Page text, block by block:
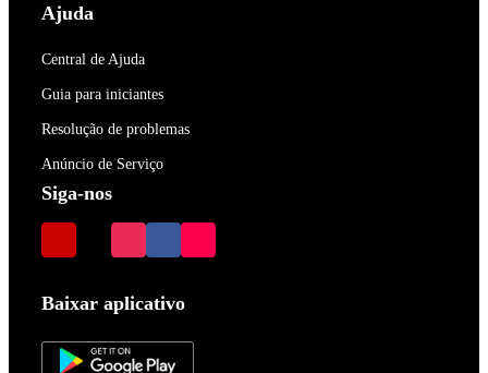
Ajuda
Central de Ajuda
Guia para iniciantes
Resolução de problemas
Anúncio de Serviço
Siga-nos
Baixar aplicativo